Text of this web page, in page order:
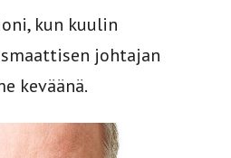
kun kuulin
johtajan
keväänä.